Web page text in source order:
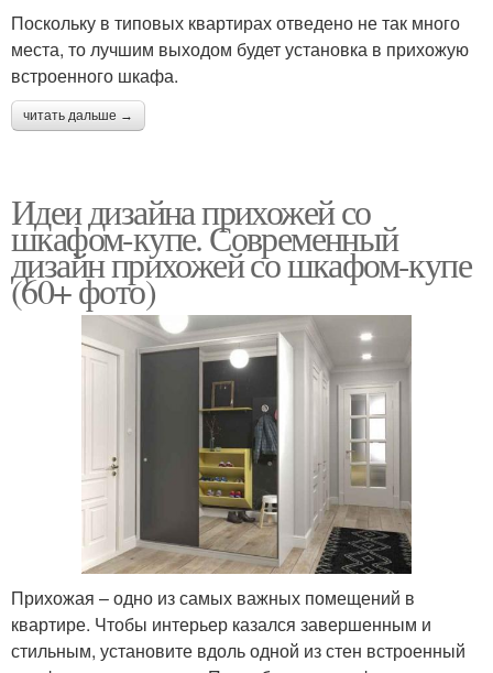
Поскольку в типовых квартирах отведено не так много
места, то лучшим выходом будет установка в прихожую
встроенного шкафа.
читать дальше →
Идеи дизайна прихожей со
шкафом-купе. Современный
дизайн прихожей со шкафом-купе
(60+ фото)
Прихожая – одно из самых важных помещений в
квартире. Чтобы интерьер казался завершенным и
стильным, установите вдоль одной из стен встроенный